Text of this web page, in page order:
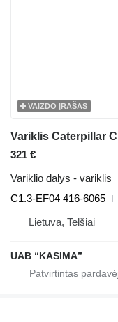
VAIZDO ĮRAŠAS
321 €
Variklio dalys - variklis
C1.3-EF04 416-6065
Lietuva, Telšiai
UAB “KASIMA”